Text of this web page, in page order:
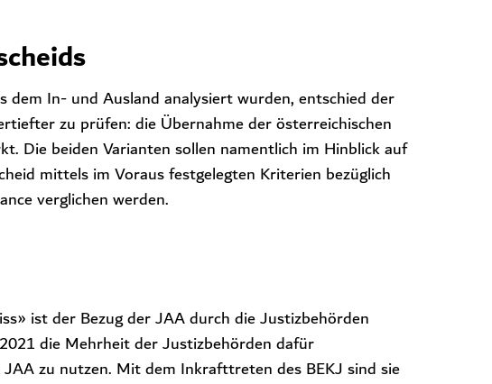
dem In- und Ausland analysiert wurden, entschied der
zu prüfen: die Übernahme der österreichischen
Die beiden Varianten sollen namentlich im Hinblick auf
mittels im Voraus festgelegten Kriterien bezüglich
verglichen werden.
ist der Bezug der JAA durch die Justizbehörden
die Mehrheit der Justizbehörden dafür
zu nutzen. Mit dem Inkrafttreten des BEKJ sind sie